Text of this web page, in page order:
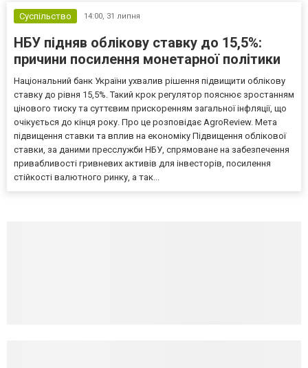
Суспільство 14:00, 31 липня
НБУ підняв облікову ставку до 15,5%:
причини посилення монетарної політики
Національний банк України ухвалив рішення підвищити облікову
ставку до рівня 15,5%. Такий крок регулятор пояснює зростанням
цінового тиску та суттєвим прискоренням загальної інфляції, що
очікується до кінця року. Про це розповідає AgroReview. Мета
підвищення ставки та вплив на економіку Підвищення облікової
ставки, за даними пресслужби НБУ, спрямоване на забезпечення
привабливості гривневих активів для інвесторів, посилення
стійкості валютного ринку, а так...